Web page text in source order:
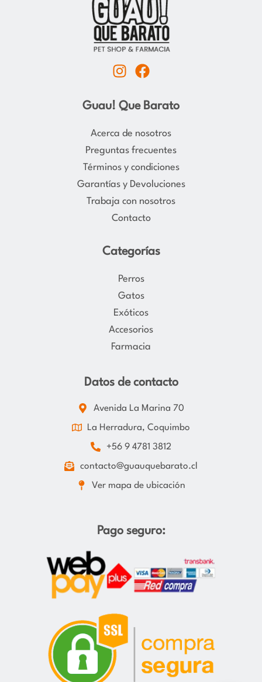
I
s
t
a
r
a
m
F
c
e
b
o
k
Guau! Que Barato
Acerca de nosotros
Preguntas frecuentes
Términos y condiciones
Garantías y Devoluciones
Trabaja con nosotros
Contacto
Categorías
Perros
Gatos
Exóticos
Accesorios
Farmacia
Datos de contacto
Avenida La Marina 70
La Herradura, Coquimbo
+56 9 4781 3812
contacto@guauquebarato.cl
Ver mapa de ubicación
Pago seguro: